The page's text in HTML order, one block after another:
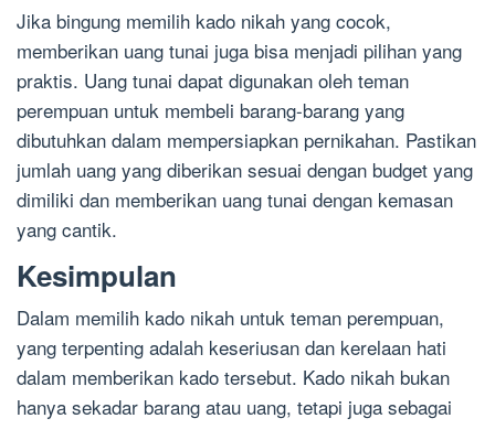
Jika bingung memilih kado nikah yang cocok,
memberikan uang tunai juga bisa menjadi pilihan yang
praktis. Uang tunai dapat digunakan oleh teman
perempuan untuk membeli barang-barang yang
dibutuhkan dalam mempersiapkan pernikahan. Pastikan
jumlah uang yang diberikan sesuai dengan budget yang
dimiliki dan memberikan uang tunai dengan kemasan
yang cantik.
Kesimpulan
Dalam memilih kado nikah untuk teman perempuan,
yang terpenting adalah keseriusan dan kerelaan hati
dalam memberikan kado tersebut. Kado nikah bukan
hanya sekadar barang atau uang, tetapi juga sebagai